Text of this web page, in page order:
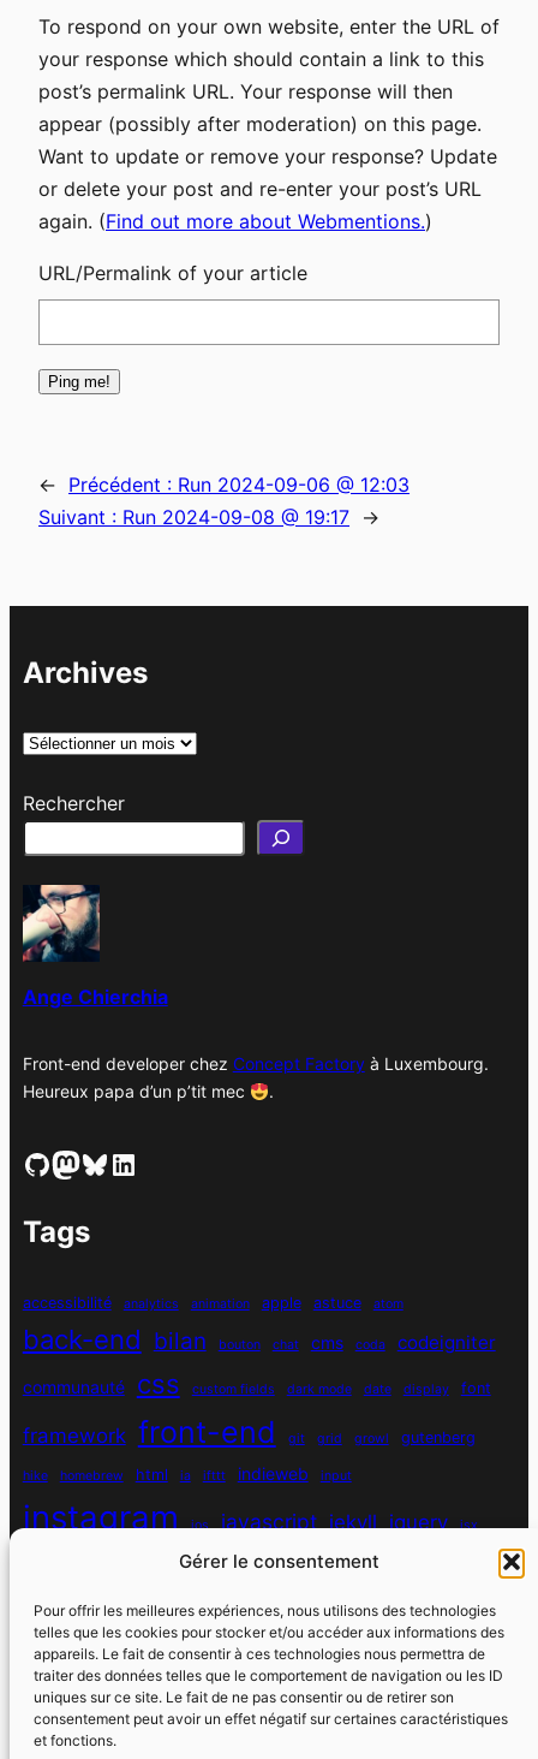
Gérer le consentement
Pour offrir les meilleures expériences, nous utilisons des technologies
telles que les cookies pour stocker et/ou accéder aux informations des
appareils. Le fait de consentir à ces technologies nous permettra de
traiter des données telles que le comportement de navigation ou les ID
uniques sur ce site. Le fait de ne pas consentir ou de retirer son
consentement peut avoir un effet négatif sur certaines caractéristiques
et fonctions.
To respond on your own website, enter the URL of
your response which should contain a link to this
post’s permalink URL. Your response will then
appear (possibly after moderation) on this page.
Want to update or remove your response? Update
or delete your post and re-enter your post’s URL
again. (Find out more about Webmentions.)
URL/Permalink of your article
← Précédent : Run 2024-09-06 @ 12:03
Suivant : Run 2024-09-08 @ 19:17 →
Archives
A
c
e
s
Rechercher
Ange Chierchia
Front-end developer chez Concept Factoryà Luxembourg.
Heureux papa d’un p’tit mec
.
GitHub Mastodon Bluesky LinkedIn
Tags
accessibilité analytics animation apple astuce atom
back-end bilan bouton chat cms coda codeigniter
communauté css custom fields dark mode date display font
framework front-end git grid growl gutenberg
hike homebrew html ia ifttt indieweb input
instagram ios javascript jekyll jquery jsx
masonry media queries mysql navigation
personnel php pixel plugin print
programmation objet python quotes react regex responsive run
réseaux sociaux